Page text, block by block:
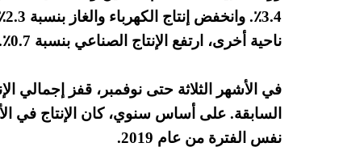
ناحية أخرى، ارتفع الإنتاج الصناعي بنسبة 0.7٪.
نفس الفترة من عام 2019.